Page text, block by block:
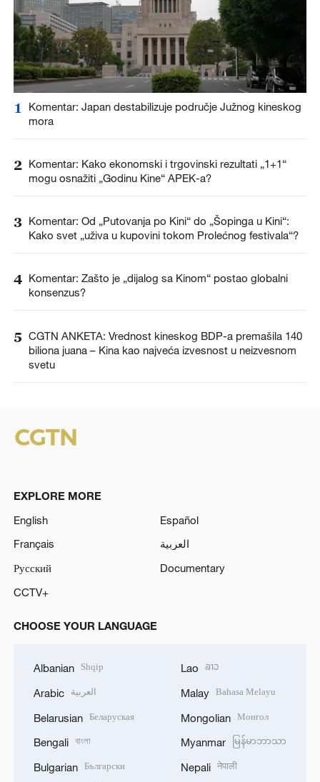
1
Komentar: Japan destabilizuje područje Južnog kineskog
mora
2 Komentar: Kako ekonomski i trgovinski rezultati „1+1“
mogu osnažiti „Godinu Kine“ APEK-a?
3 Komentar: Od „Putovanja po Kini“ do „Šopinga u Kini“:
Kako svet „uživa u kupovini tokom Prolećnog festivala“?
4 Komentar: Zašto je „dijalog sa Kinom“ postao globalni
konsenzus?
5 CGTN ANKETA: Vrednost kineskog BDP-a premašila 140
biliona juana – Kina kao najveća izvesnost u neizvesnom
svetu
EXPLORE MORE
English
Español
Français
العربية
Русский
Documentary
CCTV+
CHOOSE YOUR LANGUAGE
Albanian Shqip
Arabic العربية
Belarusian Беларуская
Bengali বাংলা
Bulgarian Български
Lao ລາວ
Malay Bahasa Melayu
Mongolian Монгол
Myanmar မြန်မာဘာသာ
Nepali नेपाली